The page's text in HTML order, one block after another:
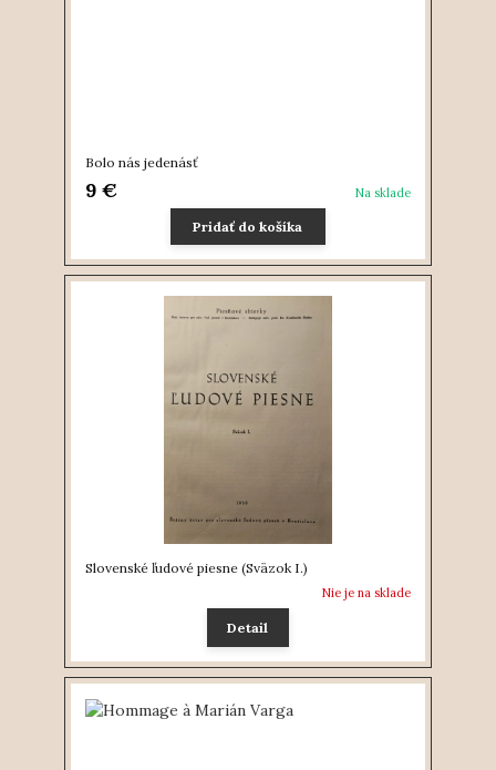
Bolo nás jedenásť
9 € Na sklade
Pridať do košíka
Slovenské ľudové piesne (Sväzok I.)
Nie je na sklade
Detail